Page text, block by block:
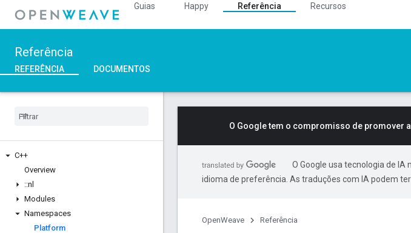
Guias Happy Referência
Recursos
Referência
REFERÊNCIA DOCUMENTOS
C++
Overview
::nl
Modules
Namespaces
Platform
O Google tem o compromisso de promover
O Google usa tecnologia de
idioma de preferência. As traduções com IA podem ter
OpenWeave Referência